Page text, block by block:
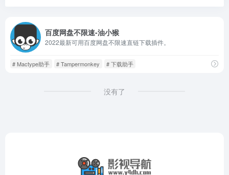
百度网盘不限速-油小猴
2022最新可用百度网盘不限速直链下载插件。
# Mactype助手 # Tampermonkey # 下载助手
没有了